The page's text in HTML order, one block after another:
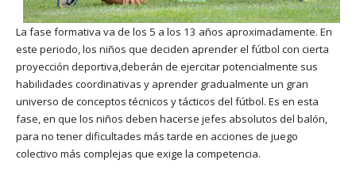
La fase formativa va de los 5 a los 13 años aproximadamente. En
este periodo, los niños que deciden aprender el fútbol con cierta
proyección deportiva,deberán de ejercitar potencialmente sus
habilidades coordinativas y aprender gradualmente un gran
universo de conceptos técnicos y tácticos del fútbol. Es en esta
fase, en que los niños deben hacerse jefes absolutos del balón,
para no tener dificultades más tarde en acciones de juego
colectivo más complejas que exige la competencia.